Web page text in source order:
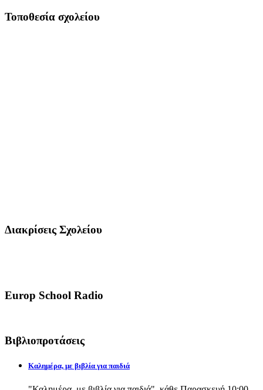
Τοποθεσία σχολείου
Διακρίσεις Σχολείου
Europ School Radio
Βιβλιοπροτάσεις
Καλημέρα, με βιβλία για παιδιά